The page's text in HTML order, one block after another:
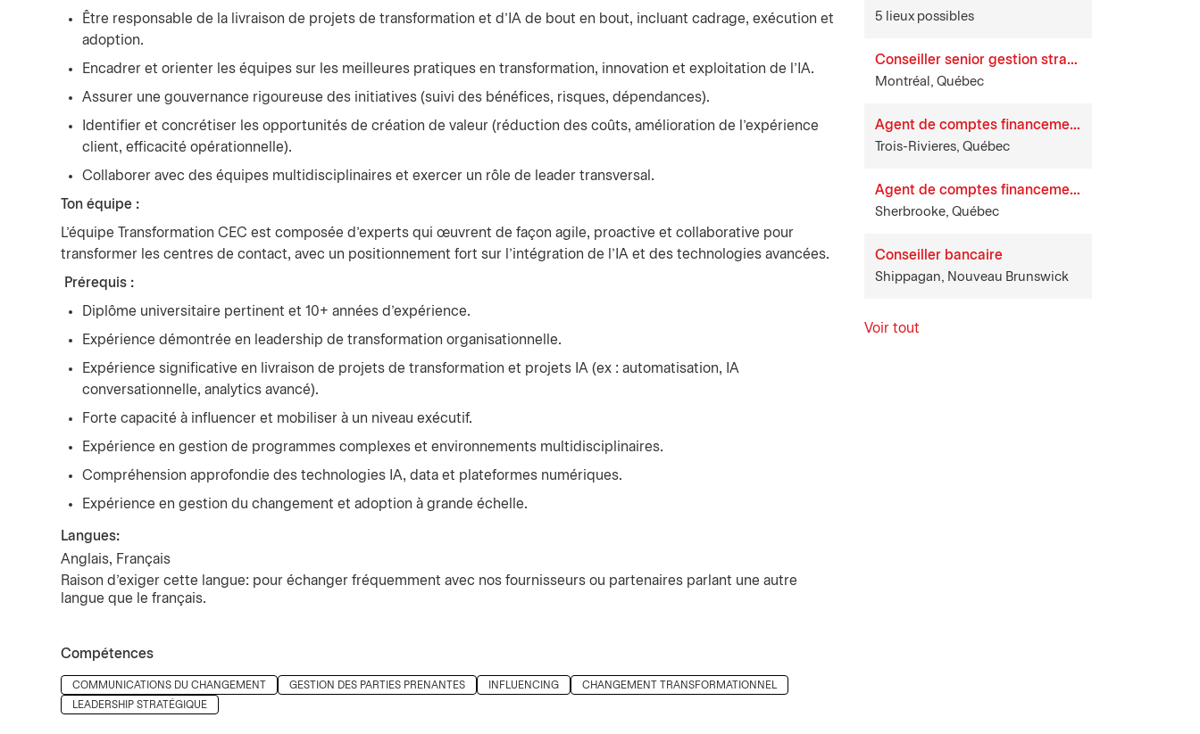
Être responsable de la livraison de projets de transformation et d’IA de bout en bout, incluant cadrage, exécution et
adoption.
Encadrer et orienter les équipes sur les meilleures pratiques en transformation, innovation et exploitation de l’IA.
Assurer une gouvernance rigoureuse des initiatives (suivi des bénéfices, risques, dépendances).
Identifier et concrétiser les opportunités de création de valeur (réduction des coûts, amélioration de l’expérience
client, efficacité opérationnelle).
Collaborer avec des équipes multidisciplinaires et exercer un rôle de leader transversal.
Ton équipe :
L’équipe Transformation CEC est composée d’experts qui œuvrent de façon agile, proactive et collaborative pour
transformer les centres de contact, avec un positionnement fort sur l’intégration de l’IA et des technologies avancées.
Prérequis :
Diplôme universitaire pertinent et 10+ années d’expérience.
Expérience démontrée en leadership de transformation organisationnelle.
Expérience significative en livraison de projets de transformation et projets IA (ex : automatisation, IA
conversationnelle, analytics avancé).
Forte capacité à influencer et mobiliser à un niveau exécutif.
Expérience en gestion de programmes complexes et environnements multidisciplinaires.
Compréhension approfondie des technologies IA, data et plateformes numériques.
Expérience en gestion du changement et adoption à grande échelle.
Langues:
Anglais, Français
Raison d’exiger cette langue: pour échanger fréquemment avec nos fournisseurs ou partenaires parlant une autre
langue que le français.
Compétences
Press space or enter keys to toggle section visibility
COMMUNICATIONS DU CHANGEMENT GESTION DES PARTIES PRENANTES INFLUENCING
CHANGEMENT TRANSFORMATIONNEL
LEADERSHIP STRATÉGIQUE
5 lieux possibles
Conseiller senior gestion stratégique des fournisseurs
Montréal, Québec
Agent de comptes financement
Trois-Rivieres, Québec
Agent de comptes financement
Sherbrooke, Québec
Conseiller bancaire
Shippagan, Nouveau Brunswick
Voir tout